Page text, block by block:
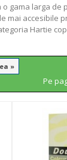
gama larga de
mai accesibile
Hartie
»
Pe